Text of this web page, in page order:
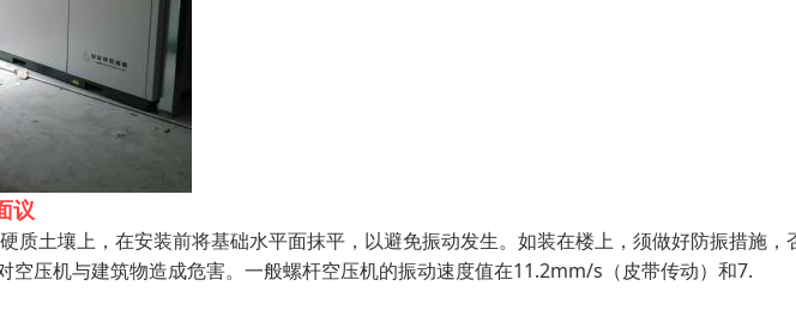
议
质土壤上，在安装前将基础水平面抹平，以避免振动发生。如装在楼上，须做好防振措施，
空压机与建筑物造成危害。一般螺杆空压机的振动速度值在11.2mm/s（皮带传动）和7.